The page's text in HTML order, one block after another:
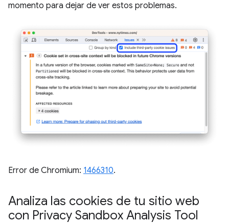
momento para dejar de ver estos problemas.
Error de Chromium: 1466310.
Analiza las cookies de tu sitio web
con Privacy Sandbox Analysis Tool